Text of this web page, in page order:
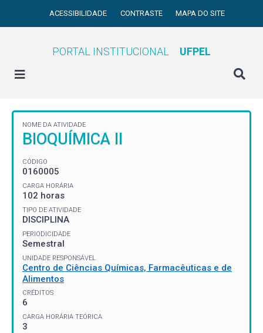
ACESSIBILIDADE CONTRASTE MAPA DO SITE
PORTAL INSTITUCIONAL UFPEL
NOME DA ATIVIDADE
BIOQUÍMICA II
CÓDIGO
0160005
CARGA HORÁRIA
102 horas
TIPO DE ATIVIDADE
DISCIPLINA
PERIODICIDADE
Semestral
UNIDADE RESPONSÁVEL
Centro de Ciências Químicas, Farmacêuticas e de
Alimentos
CRÉDITOS
6
CARGA HORÁRIA TEÓRICA
3